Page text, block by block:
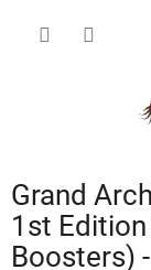
Grand
1st
Boosters)